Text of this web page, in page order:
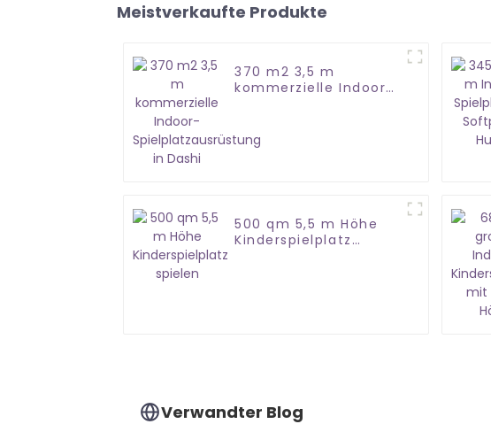
Meistverkaufte Produkte
370 m2 3,5 m
kommerzielle Indoor-
500 qm 5,5 m Höhe
Kinderspielplatz
Verwandter Blog